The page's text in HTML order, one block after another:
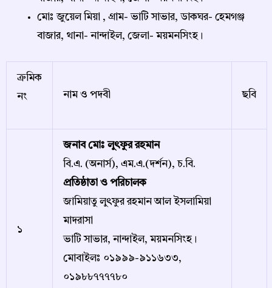
মোঃ জুয়েল মিয়া , গ্রাম- ভাটি সাভার, ডাকঘর- হেমগঞ্জ
বাজার, থানা- নান্দাইল, জেলা- ময়মনসিংহ।
ক্রমিক
নং
নাম ও পদবী ছবি
১
জনাব মোঃ লুৎফুর রহমান
বি.এ. (অনার্স), এম.এ.(দর্শন), চ.বি.
প্রতিষ্ঠাতা ও পরিচালক
জামিয়াতু লুৎফুর রহমান আল ইসলামিয়া
মাদরাসা
ভাটি সাভার, নান্দাইল, ময়মনসিংহ।
মোবাইলঃ ০১৯৯৯-৯১১৬৩৩,
০১৯৮৮৭৭৭৭৮০